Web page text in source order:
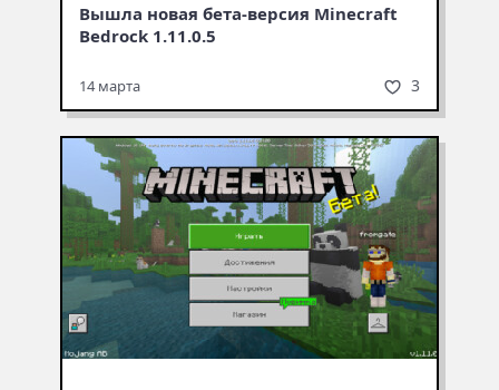
Вышла новая бета-версия Minecraft
Bedrock 1.11.0.5
14 марта 3